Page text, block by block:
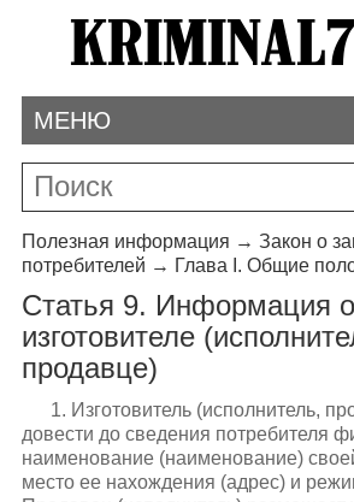
МЕНЮ
Полезная информация → Закон о
потребителей → Глава I. Общие
Статья 9. Информация
изготовителе
продавце)
1. Изготовитель (исполнитель,
довести до сведения потребителя
наименование (наименование)
место ее нахождения (адрес) и